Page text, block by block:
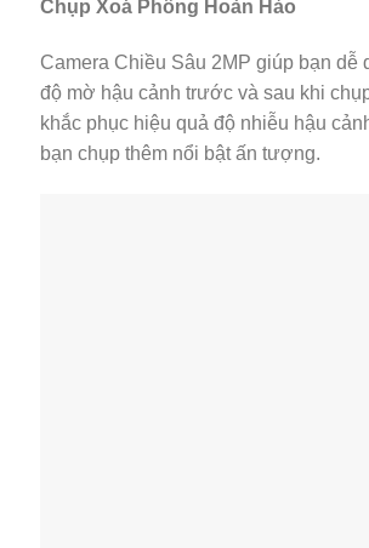
Chụp Xoá Phông Hoàn Hảo
Camera Chiều Sâu 2MP giúp bạn dễ
độ mờ hậu cảnh trước và sau khi
khắc phục hiệu quả độ nhiễu hậu
bạn chụp thêm nổi bật ấn tượng.